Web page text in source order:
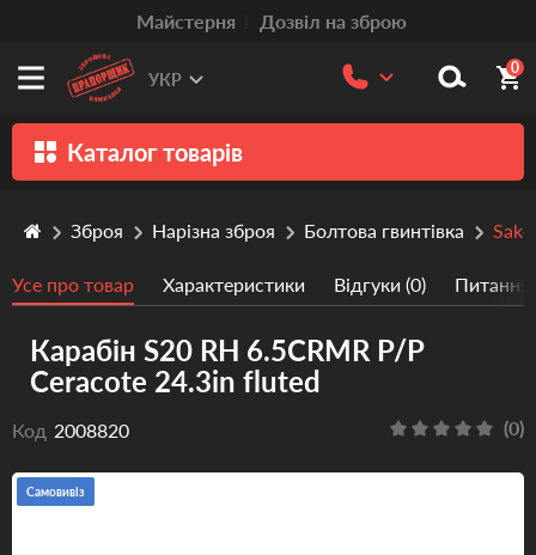
Mайстерня Дозвіл на зброю
УКР
0
Каталог товарів
Травматична зброя
Пістолети та револьвери
Оптика
Тюнінг
Аксесуари
Зброя Нарізна зброя Болтова гвинтівка Sako
Усе про товар Характеристики Відгуки (0)
Карабін S20 RH 6.5CRMR P/P
Ceracote 24.3in fluted
Код 2008820 (0)
Самовивіз